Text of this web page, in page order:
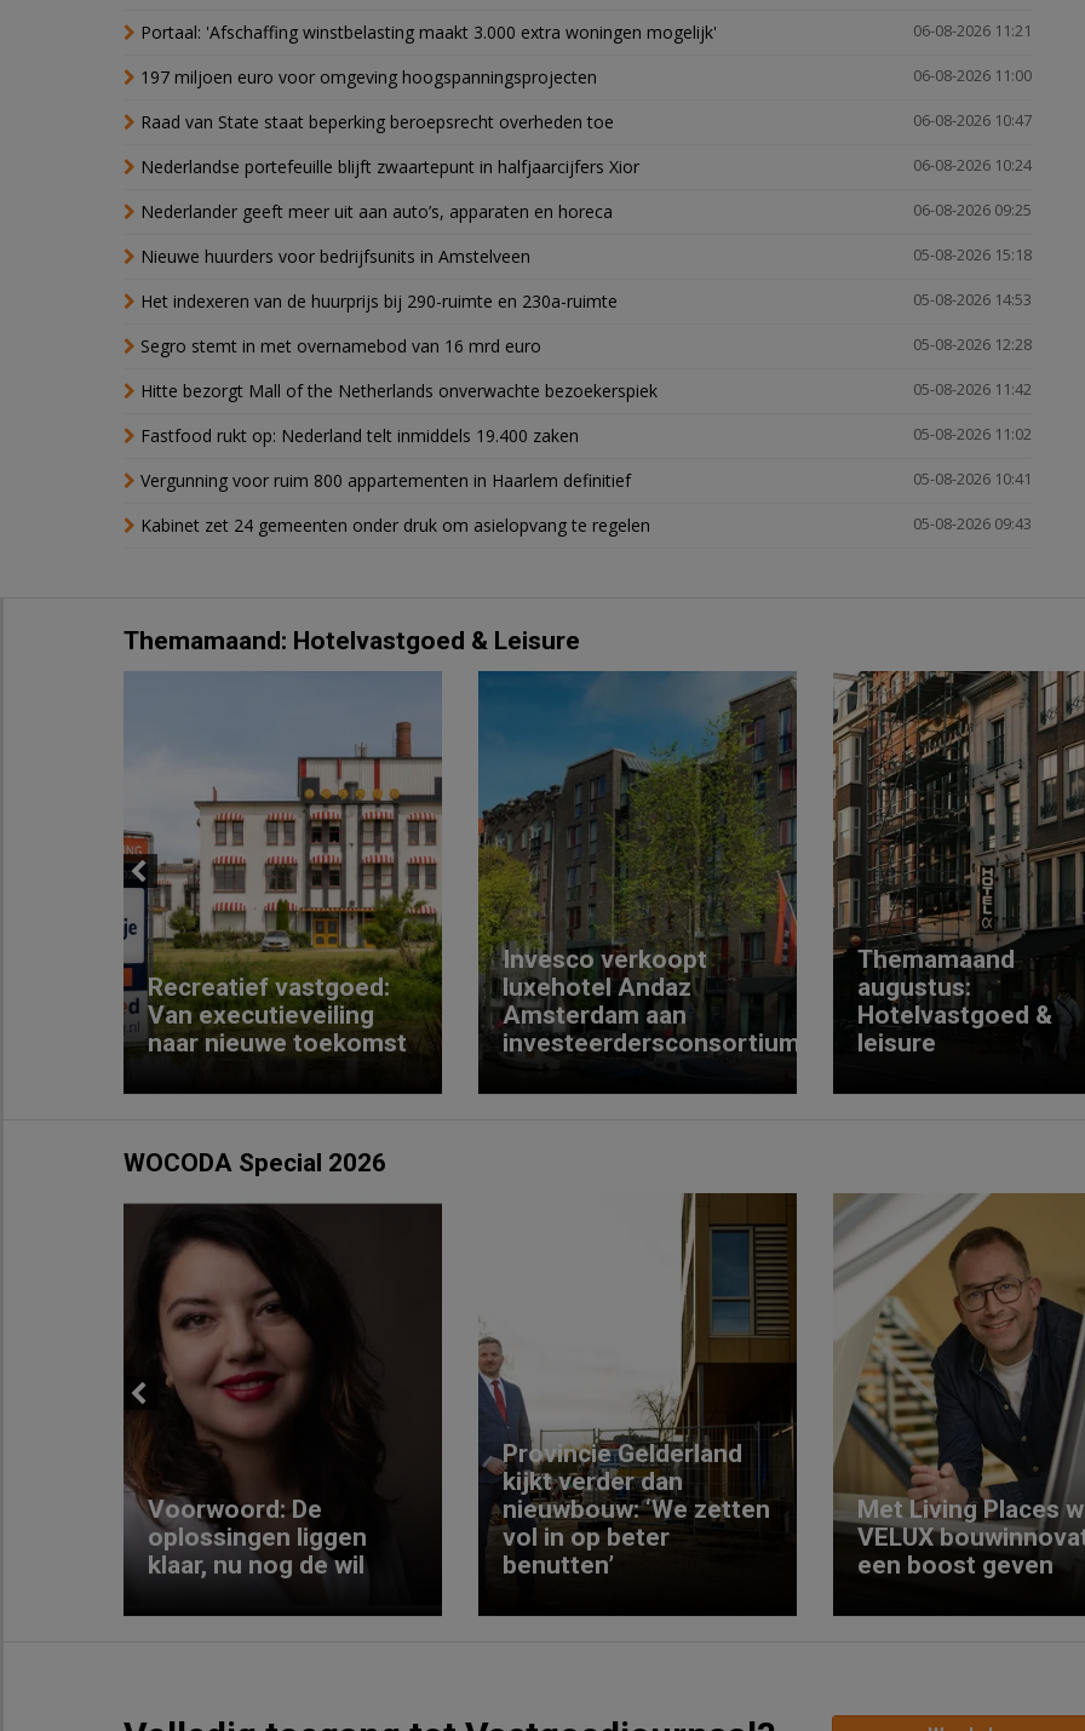
06-08-2026 11:21
Portaal: 'Afschaffing winstbelasting maakt 3.000 extra woningen mogelijk'
06-08-2026 11:00
197 miljoen euro voor omgeving hoogspanningsprojecten
06-08-2026 10:47
Raad van State staat beperking beroepsrecht overheden toe
06-08-2026 10:24
Nederlandse portefeuille blijft zwaartepunt in halfjaarcijfers Xior
06-08-2026 09:25
Nederlander geeft meer uit aan auto’s, apparaten en horeca
05-08-2026 15:18
Nieuwe huurders voor bedrijfsunits in Amstelveen
05-08-2026 14:53
Het indexeren van de huurprijs bij 290-ruimte en 230a-ruimte
05-08-2026 12:28
Segro stemt in met overnamebod van 16 mrd euro
05-08-2026 11:42
Hitte bezorgt Mall of the Netherlands onverwachte bezoekerspiek
05-08-2026 11:02
Fastfood rukt op: Nederland telt inmiddels 19.400 zaken
05-08-2026 10:41
Vergunning voor ruim 800 appartementen in Haarlem definitief
05-08-2026 09:43
Kabinet zet 24 gemeenten onder druk om asielopvang te regelen
Themamaand: Hotelvastgoed & Leisure
Previous
Recreatief vastgoed:
Van executieveiling
naar nieuwe toekomst
Invesco verkoopt
luxehotel Andaz
Amsterdam aan
investeerdersconsortium
Themamaand
augustus:
Hotelvastgoed &
leisure
WOCODA Special 2026
Previous
Voorwoord: De
oplossingen liggen
klaar, nu nog de wil
Provincie Gelderland
kijkt verder dan
nieuwbouw: ‘We zetten
vol in op beter
benutten’
Met Living Places
VELUX
een boost geven